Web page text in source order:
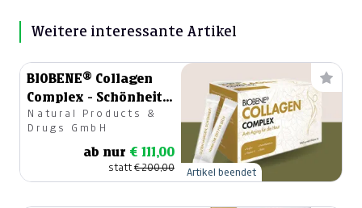
Weitere interessante Artikel
BIOBENE® Collagen
Complex - Schönheit
zum Trinken
Natural Products &
Drugs GmbH
ab nur € 111,00
statt€ 200,00 Artikel beendet